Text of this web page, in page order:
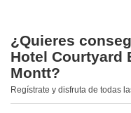
¿Quieres
Hotel Courtyard
Montt?
Regístrate y disfruta de todas